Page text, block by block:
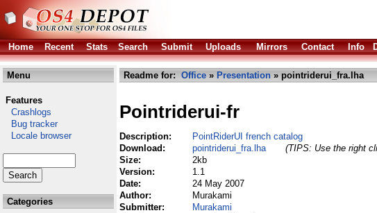
Home
Recent Stats Search Submit Uploads Mirrors Contact Info
Menu
Features
Crashlogs
Bug tracker
Locale browser
Categories
Readme for: Office » Presentation » pointriderui_fra.lha
Pointriderui-fr
Description:
PointRiderUI french catalog
Download:
pointriderui_fra.lha
(TIPS: Use the right
Size:
2kb
Version:
1.1
Date:
24 May 2007
Author:
Murakami
Submitter:
Murakami